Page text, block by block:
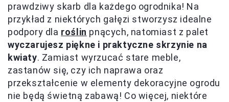
prawdziwy skarb dla każdego ogrodnika! Na
przykład z niektórych gałęzi stworzysz idealne
podpory dla roślin pnących, natomiast z palet
wyczarujesz piękne i praktyczne skrzynie na
kwiaty. Zamiast wyrzucać stare meble,
zastanów się, czy ich naprawa oraz
przekształcenie w elementy dekoracyjne ogrodu
nie będą świetną zabawą! Co więcej, niektóre